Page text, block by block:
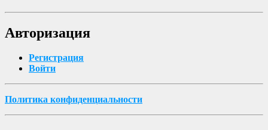
Авторизация
Регистрация
Войти
Политика конфиденциальности